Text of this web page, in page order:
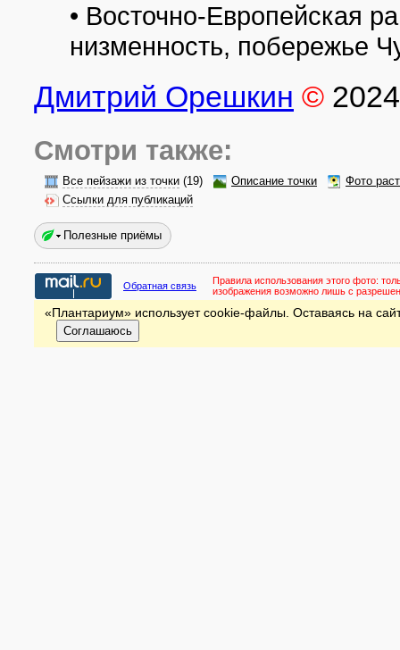
• Восточно-Европейская
низменность, побережье
Дмитрий Орешкин © 2024
Смотри также:
Все пейзажи из точки (19) Описание точки
Фото
Ссылки для публикаций
Полезные приёмы
Обратная связь Правила использования этого фото:
изображения возможно лишь с
«Плантариум» использует cookie-файлы. Оставаясь на
Соглашаюсь